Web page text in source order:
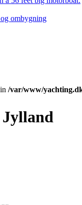
ombygning
/var/www/
Jylland